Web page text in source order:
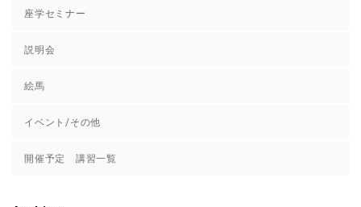
座学セミナー
説明会
絵馬
イベント/その他
開催予定 講習一覧